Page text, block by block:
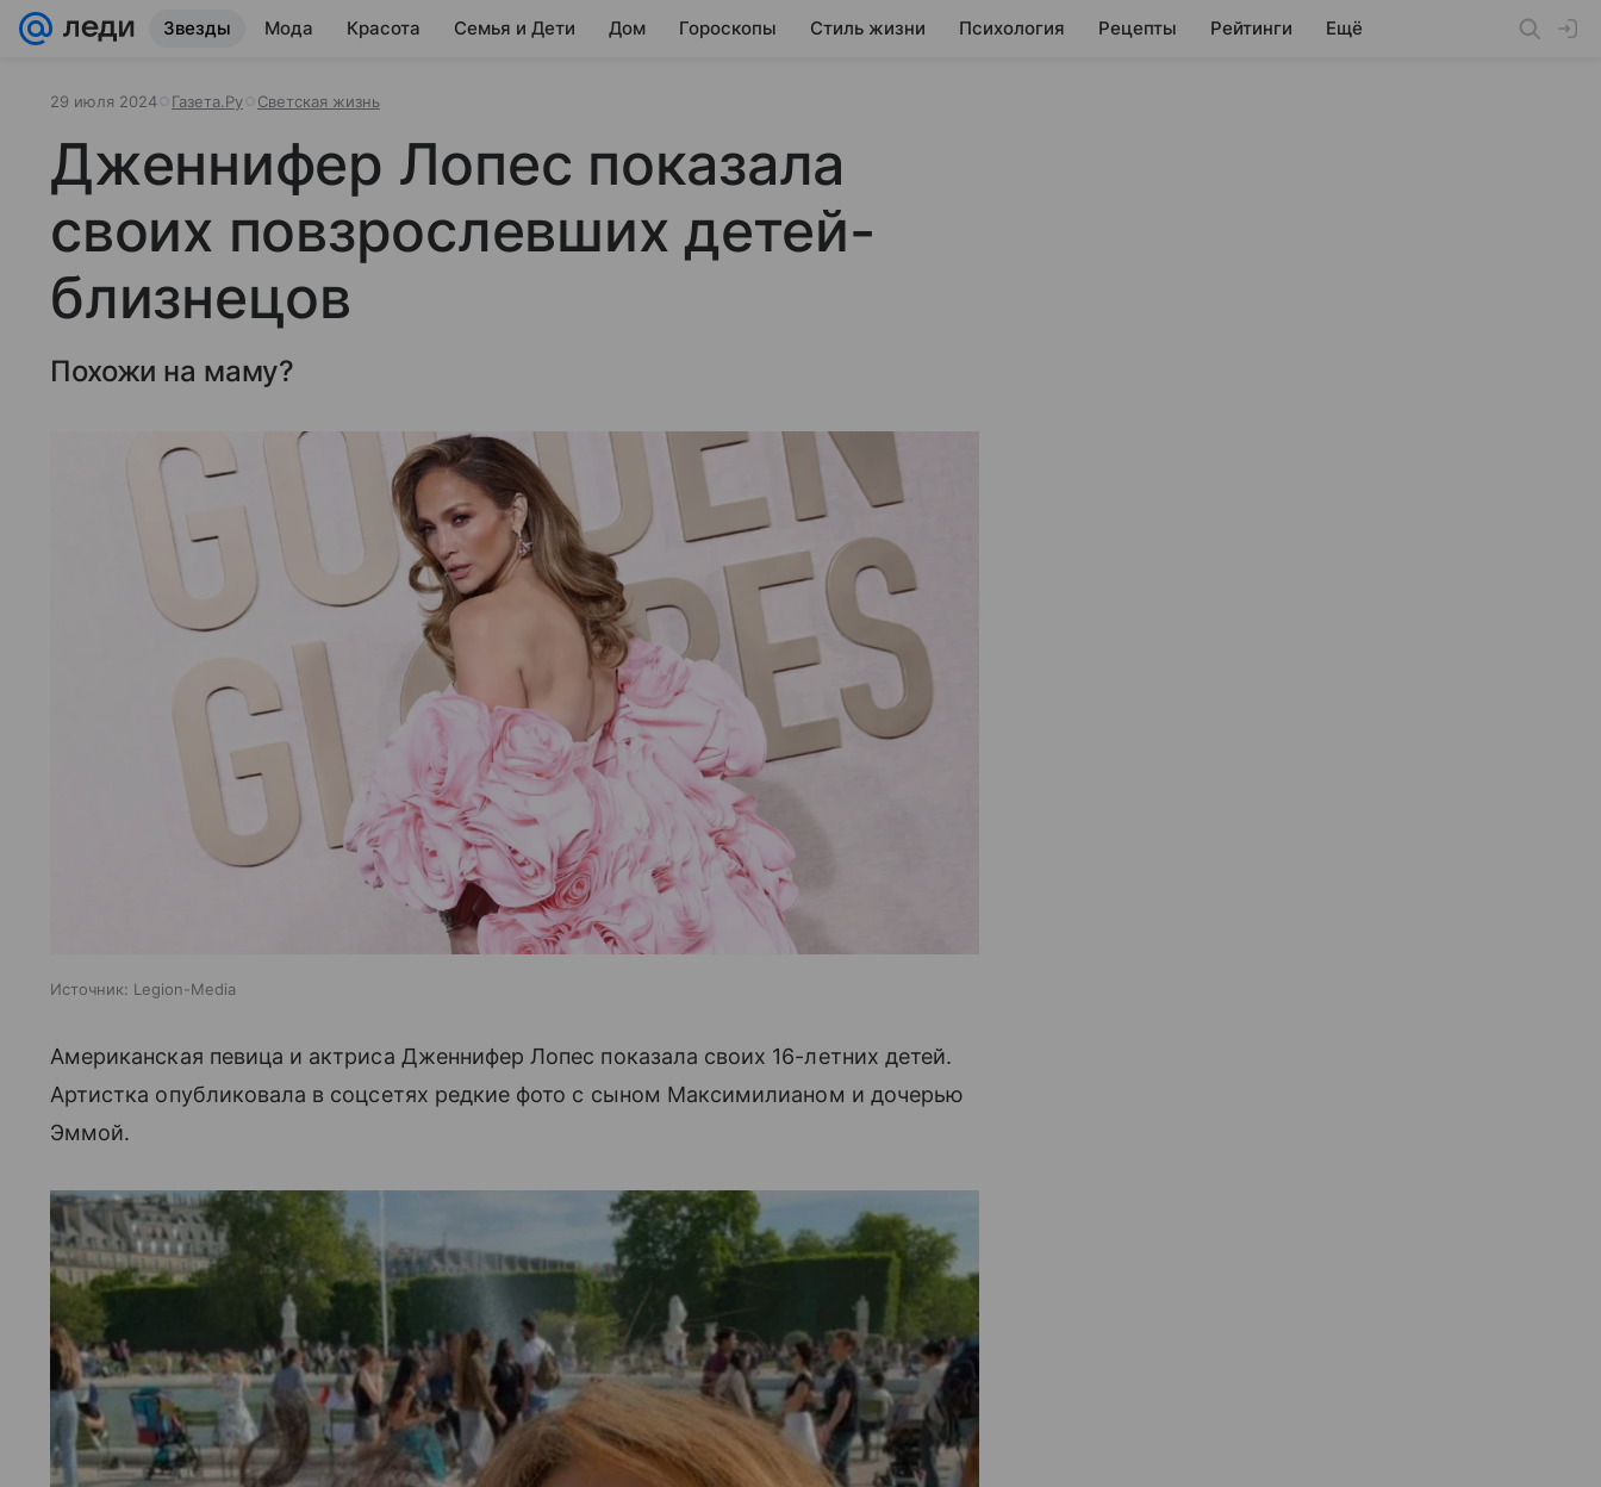
Звезды Мода Красота Семья и Дети Дом Гороскопы Стиль жизни Психология Рецепты Рейтинги Ещё
29 июля 2024 Газета.Ру Светская жизнь
Дженнифер Лопес показала
своих повзрослевших детей-
близнецов
Похожи на маму?
Источник: Legion-Media
Американская певица и актриса Дженнифер Лопес показала своих 16-летних детей.
Артистка опубликовала в соцсетях редкие фото с сыном Максимилианом и дочерью
Эммой.